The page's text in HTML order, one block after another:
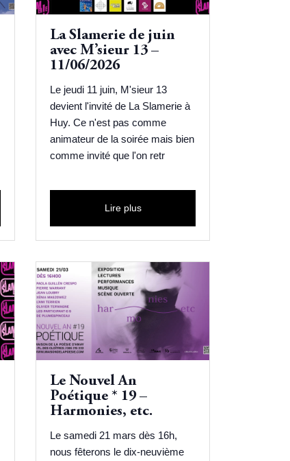
La Slamerie de juin
avec M’sieur 13 –
11/06/2026
Le jeudi 11 juin, M'sieur 13
devient l'invité de La Slamerie à
Huy. Ce n'est pas comme
animateur de la soirée mais bien
comme invité que l'on retr
Lire plus
Le Nouvel An
Poétique * 19 –
Harmonies, etc.
Le samedi 21 mars dès 16h,
nous fêterons le dix-neuvième